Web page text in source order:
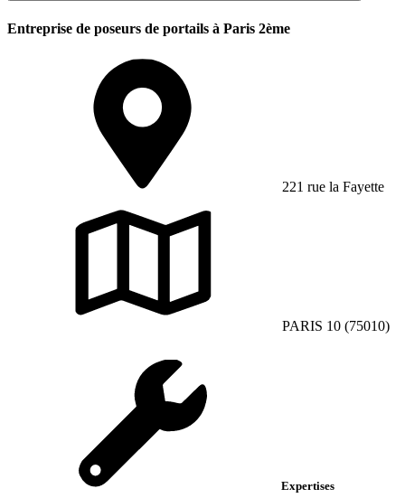
Entreprise de poseurs de portails à Paris 2ème
221 rue la Fayette
PARIS 10 (75010)
Expertises